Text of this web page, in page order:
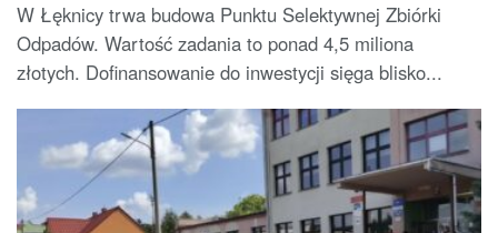
W Łęknicy trwa budowa Punktu Selektywnej Zbiórki
Odpadów. Wartość zadania to ponad 4,5 miliona
złotych. Dofinansowanie do inwestycji sięga blisko...